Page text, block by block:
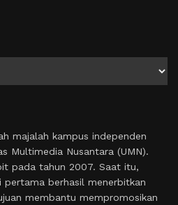
majalah kampus independen
Multimedia Nusantara (UMN).
pada tahun 2007. Saat itu,
pertama berhasil menerbitkan
membantu mempromosikan